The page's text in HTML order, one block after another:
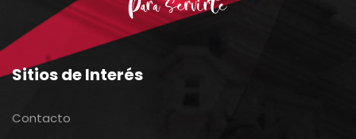
Sitios de Interés
Contacto